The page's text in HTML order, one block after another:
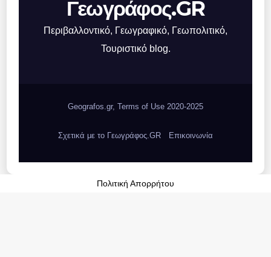
Γεωγράφος.GR
Περιβαλλοντικό, Γεωγραφικό, Γεωπολιτικό,
Τουριστικό blog.
Geografos.gr, Terms of Use 2020-2025
Σχετικά με το Γεωγράφος.GR Επικοινωνία
Πολιτική Απορρήτου